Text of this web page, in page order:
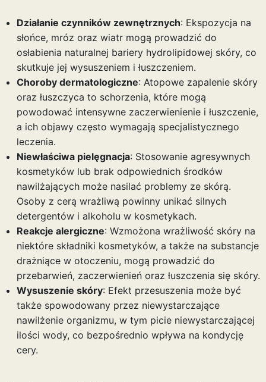
Działanie czynników zewnętrznych: Ekspozycja na
słońce, mróz oraz wiatr mogą prowadzić do
osłabienia naturalnej bariery hydrolipidowej skóry, co
skutkuje jej wysuszeniem i łuszczeniem.
Choroby dermatologiczne: Atopowe zapalenie skóry
oraz łuszczyca to schorzenia, które mogą
powodować intensywne zaczerwienienie i łuszczenie,
a ich objawy często wymagają specjalistycznego
leczenia.
Niewłaściwa pielęgnacja: Stosowanie agresywnych
kosmetyków lub brak odpowiednich środków
nawilżających może nasilać problemy ze skórą.
Osoby z cerą wrażliwą powinny unikać silnych
detergentów i alkoholu w kosmetykach.
Reakcje alergiczne: Wzmożona wrażliwość skóry na
niektóre składniki kosmetyków, a także na substancje
drażniące w otoczeniu, mogą prowadzić do
przebarwień, zaczerwienień oraz łuszczenia się skóry.
Wysuszenie skóry: Efekt przesuszenia może być
także spowodowany przez niewystarczające
nawilżenie organizmu, w tym picie niewystarczającej
ilości wody, co bezpośrednio wpływa na kondycję
cery.